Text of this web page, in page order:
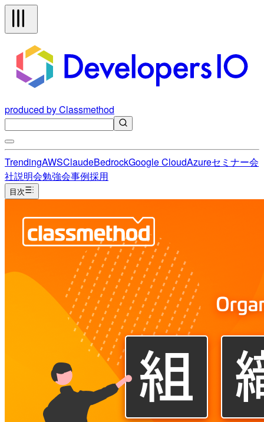
produced by Classmethod
TrendingAWSClaudeBedrockGoogle CloudAzureセミナー会
社説明会勉強会事例採用
目次